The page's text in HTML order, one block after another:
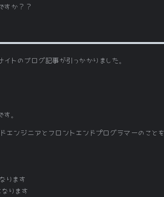
すか？？
のブログ記事が引っかかりました。
。
ンジニアとフロントエンドプログラマーのことを
ります
ります